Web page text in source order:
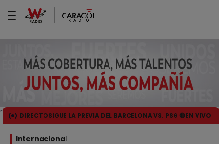
DIRECTOSIGUE LA PREVIA DEL BARCELONA VS. PSG 🔴EN VIVO
Internacional